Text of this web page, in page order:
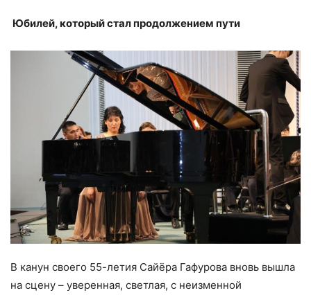
Юбилей, который стал продолжением пути
В канун своего 55-летия Сайёра Гафурова вновь вышла
на сцену – уверенная, светлая, с неизменной